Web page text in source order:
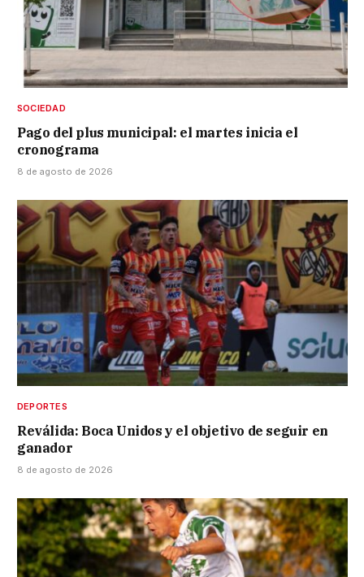
SOCIEDAD
Pago del plus municipal: el martes inicia el
cronograma
8 de agosto de 2026
DEPORTES
Reválida: Boca Unidos y el objetivo de seguir en
ganador
8 de agosto de 2026